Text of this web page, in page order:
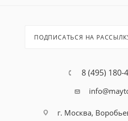
ПОДПИСАТЬСЯ НА
8 (495) 180-
г. Москва,